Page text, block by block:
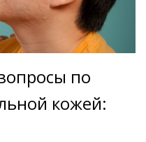
по
кожей: